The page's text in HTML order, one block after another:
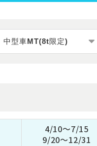
4/10～7/15
9/20～12/31